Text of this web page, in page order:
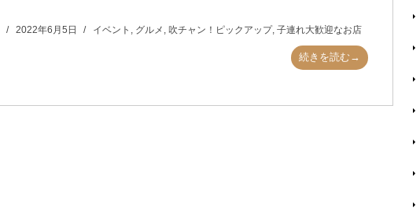
2022年6月5日 イベント , グルメ , 吹チャン！ピックアップ, 子連れ大歓迎なお店
続きを読む→